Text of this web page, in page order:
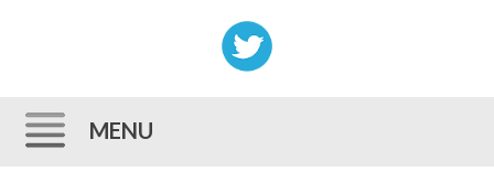
MENU